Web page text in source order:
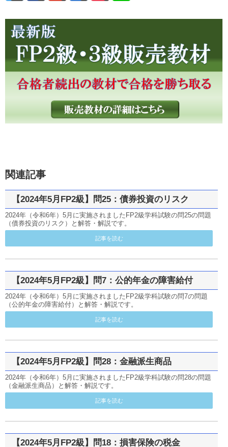
関連記事
【2024年5月FP2級】問25：債券投資のリスク
2024年（令和6年）5月に実施されましたFP2級学科試験の問25の問題
（債券投資のリスク）と解答・解説です。
記事を読む
【2024年5月FP2級】問7：公的年金の障害給付
2024年（令和6年）5月に実施されましたFP2級学科試験の問7の問題
（公的年金の障害給付）と解答・解説です。
記事を読む
【2024年5月FP2級】問28：金融派生商品
2024年（令和6年）5月に実施されましたFP2級学科試験の問28の問題
（金融派生商品）と解答・解説です。
記事を読む
【2024年5月FP2級】問18：損害保険の税金